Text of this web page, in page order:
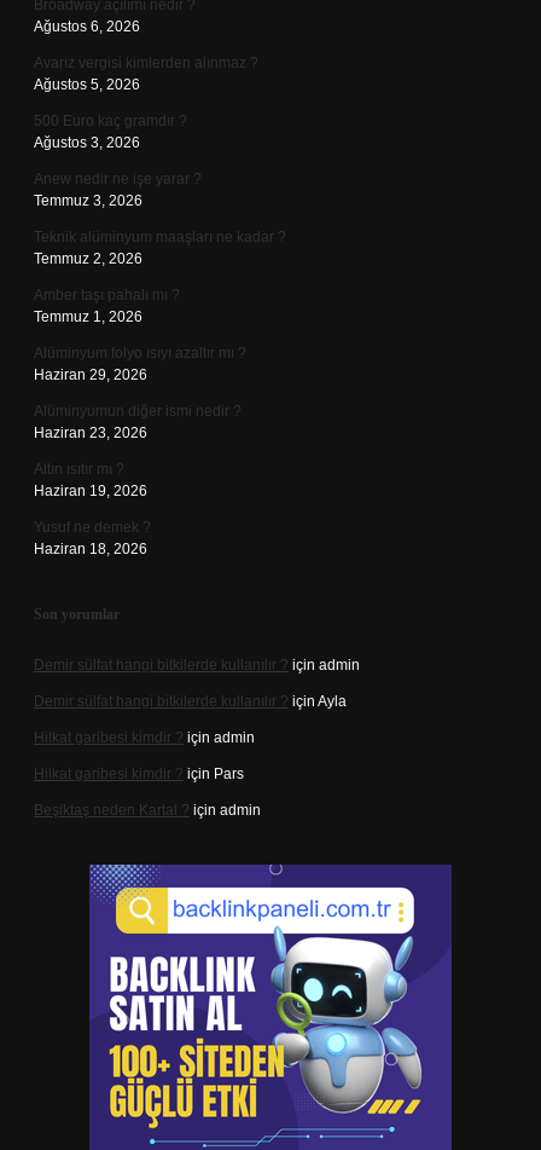
Broadway açılımı nedir ?
Ağustos 6, 2026
Avarız vergisi kimlerden alınmaz ?
Ağustos 5, 2026
500 Euro kaç gramdır ?
Ağustos 3, 2026
Anew nedir ne işe yarar ?
Temmuz 3, 2026
Teknik alüminyum maaşları ne kadar ?
Temmuz 2, 2026
Amber taşı pahalı mı ?
Temmuz 1, 2026
Alüminyum folyo ısıyı azaltır mı ?
Haziran 29, 2026
Alüminyumun diğer ismi nedir ?
Haziran 23, 2026
Altın ısıtır mı ?
Haziran 19, 2026
Yusuf ne demek ?
Haziran 18, 2026
Son yorumlar
Demir sülfat hangi bitkilerde kullanılır ? için admin
Demir sülfat hangi bitkilerde kullanılır ? için Ayla
Hilkat garibesi kimdir ? için admin
Hilkat garibesi kimdir ? için Pars
Beşiktaş neden Kartal ? için admin